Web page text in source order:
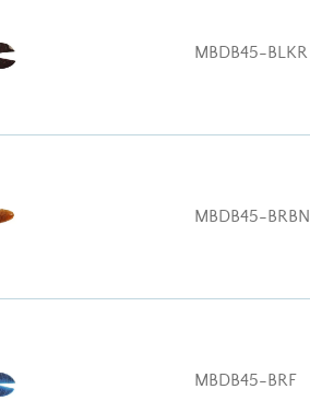
MBDB45-BLKR
MBDB45-BRBN
MBDB45-BRF